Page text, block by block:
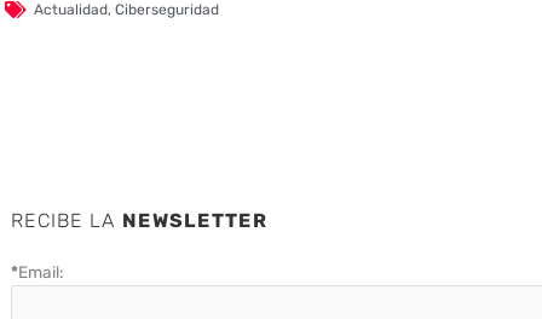
Actualidad,Ciberseguridad
RECIBE LA NEWSLETTER
*Email: